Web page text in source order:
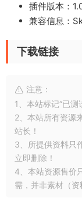
插件版本：
兼容信息：
下载链接
注意：
1、本站标记“已
2、本站所有资源
站长！
3、所提供资料只
立即删除！
4、本站资源售价
需，并非素材（资